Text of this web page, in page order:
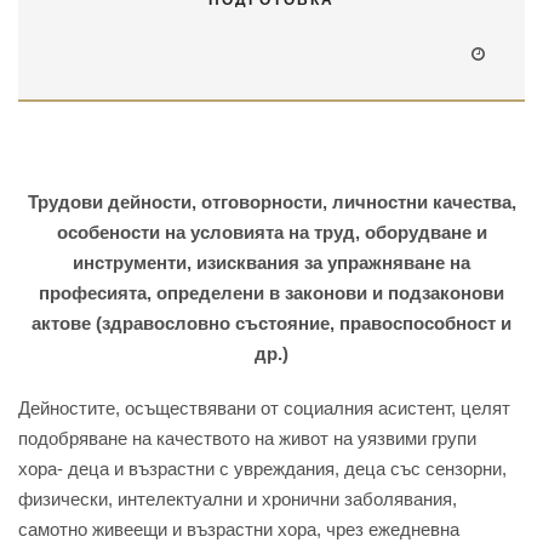
Трудови дейности, отговорности, личностни качества,
особености на условията на труд, оборудване и
инструменти, изисквания за упражняване на
професията, определени в законови и подзаконови
актове (здравословно състояние, правоспособност и
др.)
Дейностите, осъществявани от социалния асистент, целят
подобряване на качеството на живот на уязвими групи
хора- деца и възрастни с увреждания, деца със сензорни,
физически, интелектуални и хронични заболявания,
самотно живеещи и възрастни хора, чрез ежедневна